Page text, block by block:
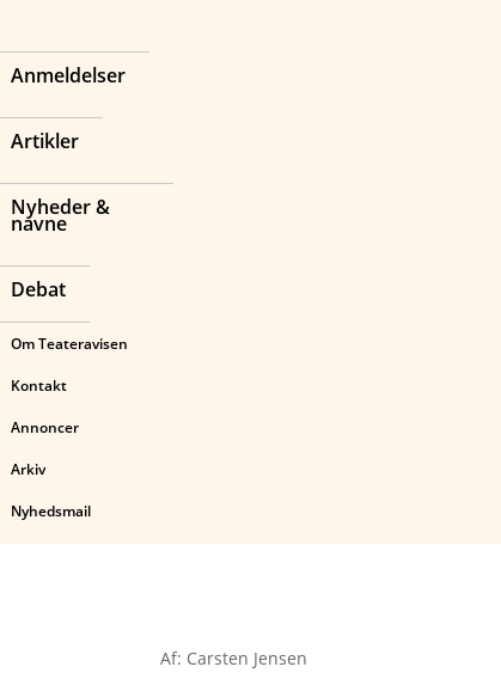
Anmeldelser
Artikler
Nyheder &
navne
Debat
Om Teateravisen
Kontakt
Annoncer
Arkiv
Nyhedsmail
Af: Carsten Jensen